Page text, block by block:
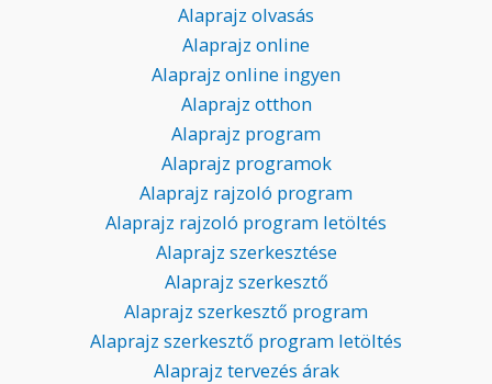
Alaprajz olvasás
Alaprajz online
Alaprajz online ingyen
Alaprajz otthon
Alaprajz program
Alaprajz programok
Alaprajz rajzoló program
Alaprajz rajzoló program letöltés
Alaprajz szerkesztése
Alaprajz szerkesztő
Alaprajz szerkesztő program
Alaprajz szerkesztő program letöltés
Alaprajz tervezés árak